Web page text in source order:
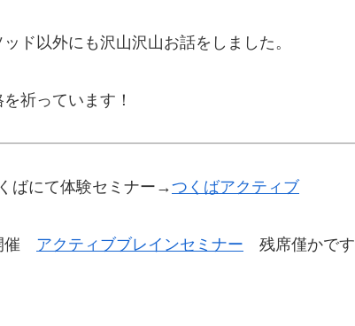
ド以外にも沢山沢山お話をしました。
祈っています！
ばにて体験セミナー→つくばアクティブ
催 アクティブブレインセミナー 残席僅かです